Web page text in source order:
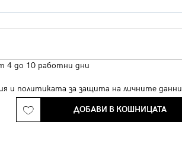
4 до 10 работни дни
и политиката за защита на личните данни
ДОБАВИ В КОШНИЦАТА